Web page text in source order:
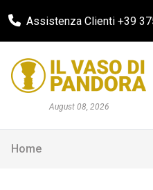
Assistenza Clienti +39
August 08, 2026
Home